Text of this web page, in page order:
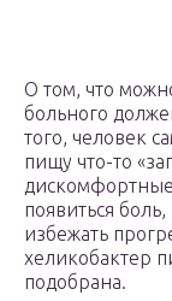
О том, что
больного
того, человек
пищу что-то
появиться
избежать
хеликобактер
подобрана.